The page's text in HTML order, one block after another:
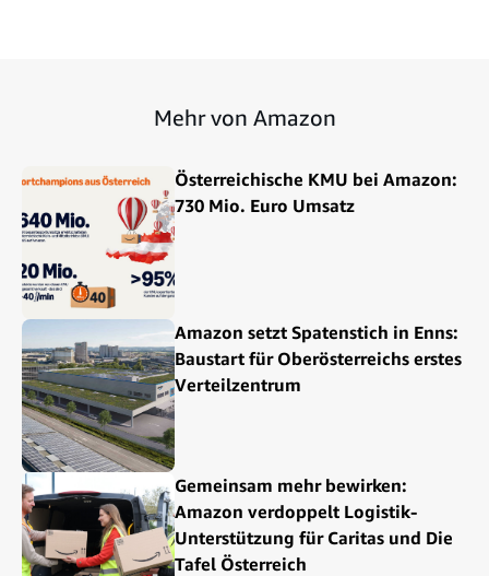
Mehr von Amazon
Österreichische KMU bei Amazon:
730 Mio. Euro Umsatz
Amazon setzt Spatenstich in Enns:
Baustart für Oberösterreichs erstes
Verteilzentrum
Gemeinsam mehr bewirken:
Amazon verdoppelt Logistik-
Unterstützung für Caritas und Die
Tafel Österreich